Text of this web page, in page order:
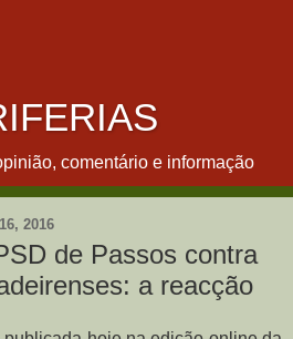
comentário e informação
2016
de Passos contra
a reacção